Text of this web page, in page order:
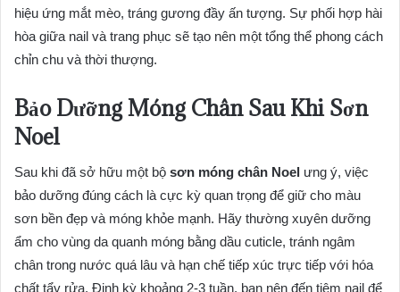
hiệu ứng mắt mèo, tráng gương đầy ấn tượng. Sự phối hợp hài
hòa giữa nail và trang phục sẽ tạo nên một tổng thể phong cách
chỉn chu và thời thượng.
Bảo Dưỡng Móng Chân Sau Khi Sơn
Noel
Sau khi đã sở hữu một bộ sơn móng chân Noel ưng ý, việc
bảo dưỡng đúng cách là cực kỳ quan trọng để giữ cho màu
sơn bền đẹp và móng khỏe mạnh. Hãy thường xuyên dưỡng
ẩm cho vùng da quanh móng bằng dầu cuticle, tránh ngâm
chân trong nước quá lâu và hạn chế tiếp xúc trực tiếp với hóa
chất tẩy rửa. Định kỳ khoảng 2-3 tuần, bạn nên đến tiệm nail để